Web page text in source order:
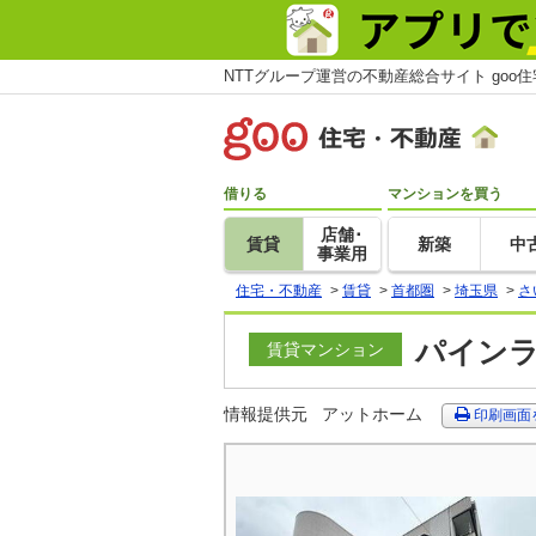
NTTグループ運営の不動産総合サイト goo
借りる
賃貸
店舗･
事業用
マンションを買う
新築 中
住宅・不動産 > 賃貸 > 首都圏 > 埼玉県 > さ
賃貸マンション パイン
情報提供元 アットホーム 印刷画面